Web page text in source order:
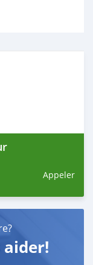
Appeler
aider!